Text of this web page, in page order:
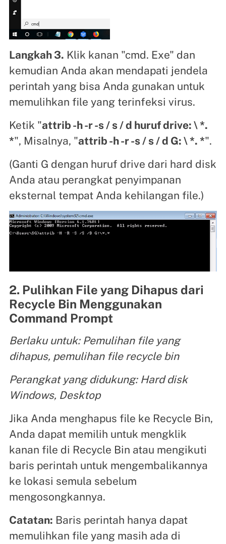
Langkah 3. Klik kanan "cmd. Exe" dan
kemudian Anda akan mendapati jendela
perintah yang bisa Anda gunakan untuk
memulihkan file yang terinfeksi virus.
Ketik "attrib -h -r -s / s / d huruf drive: \ *.
*", Misalnya, "attrib -h -r -s / s / d G: \ *. *".
(Ganti G dengan huruf drive dari hard disk
Anda atau perangkat penyimpanan
eksternal tempat Anda kehilangan file.)
2. Pulihkan File yang Dihapus dari
Recycle Bin Menggunakan
Command Prompt
Berlaku untuk: Pemulihan file yang
dihapus, pemulihan file recycle bin
Perangkat yang didukung: Hard disk
Windows, Desktop
Jika Anda menghapus file ke Recycle Bin,
Anda dapat memilih untuk mengklik
kanan file di Recycle Bin atau mengikuti
baris perintah untuk mengembalikannya
ke lokasi semula sebelum
mengosongkannya.
Catatan: Baris perintah hanya dapat
memulihkan file yang masih ada di